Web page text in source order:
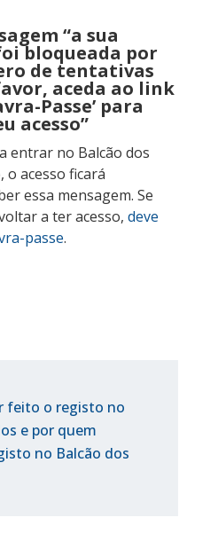
“a sua
bloqueada por
de tentativas
aceda ao link
Passe’ para
acesso”
entrar no Balcão dos
o acesso ficará
essa mensagem. Se
a ter acesso, deve
passe.
feito o registo no
e por quem
no Balcão dos